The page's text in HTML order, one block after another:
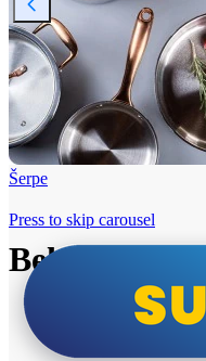
Šerpe
Beko i Tesla
Press to skip carousel